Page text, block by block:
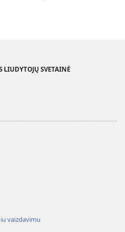
LIUDYTOJŲ SVETAINĖ
vaizdavimu